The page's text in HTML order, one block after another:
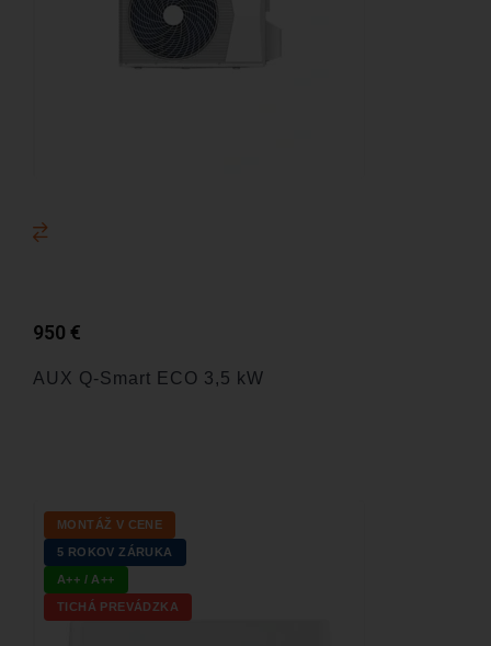
AUX Q-Smart ECO 3,5 kW
950 €
MONTÁŽ V CENE
5 ROKOV ZÁRUKA
A++ / A++
TICHÁ PREVÁDZKA